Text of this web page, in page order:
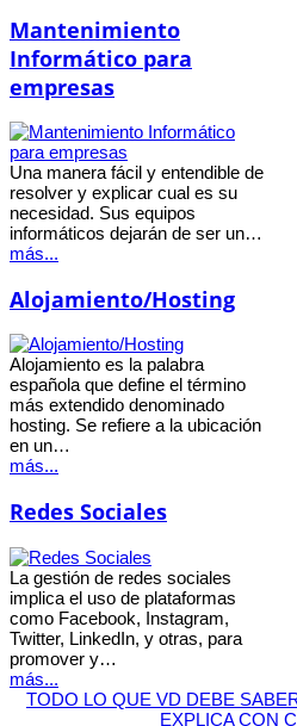
Mantenimiento
Informático para
empresas
Una manera fácil y entendible de
resolver y explicar cual es su
necesidad. Sus equipos
informáticos dejarán de ser un…
más...
Alojamiento/Hosting
Alojamiento es la palabra
española que define el término
más extendido denominado
hosting. Se refiere a la ubicación
en un…
más...
Redes Sociales
La gestión de redes sociales
implica el uso de plataformas
como Facebook, Instagram,
Twitter, LinkedIn, y otras, para
promover y…
más...
TODO LO QUE VD DEBE
EXPLICA CON